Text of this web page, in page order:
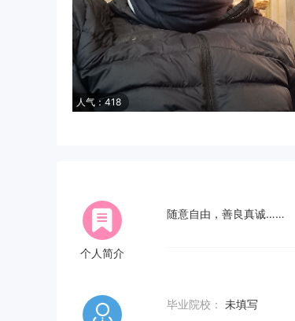
人气：418
个人简介
随意自由，善良真诚……
毕业院校： 未填写